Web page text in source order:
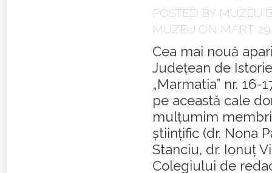
POSTED BY MUZEU
MUZEU ON MART.
Cea mai nouă
Județean de
„Marmatia” nr. 16-
pe această cale
mulțumim
științific (dr. Nona
Stanciu, dr. Ionuț
Colegiului de